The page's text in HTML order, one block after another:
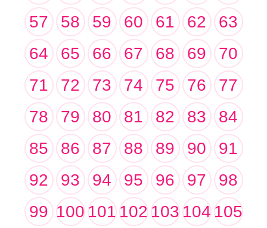
57
58 59 60 61 62
63
64
65 66 67 68 69
70
71
72 73 74 75 76
77
78
79 80 81 82 83
84
85
86 87 88 89 90
91
92
93 94 95 96 97
98
99 100101102103104105